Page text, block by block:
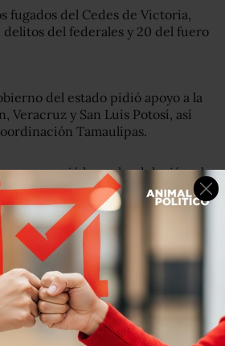
fugados del Cedes de Victoria,
del federales y 20 del fuero
del estado pidió apoyo a la
Veracruz y San Luis Potosí, así
Tamaulipas.
ocurrió la noche del miércoles
cinco metros de profundidad y 40
un área del penal donde hay